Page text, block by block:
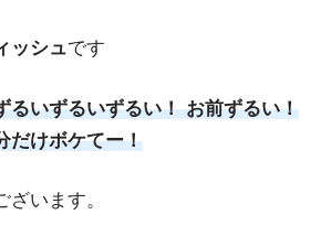
ッシュです
るいずるいずるい！ お前ずるい！
だけボケてー！
ざいます。